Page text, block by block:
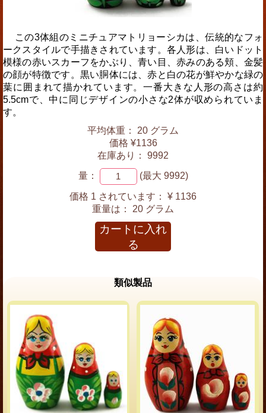
この3体組のミニチュアマトリョーシカは、伝統的なフォ
ークスタイルで手描きされています。各人形は、白いドット
模様の赤いスカーフをかぶり、青い目、赤みのある頬、金髪
の顔が特徴です。黒い胴体には、赤と白の花が鮮やかな緑の
葉に囲まれて描かれています。一番大きな人形の高さは約
5.5cmで、中に同じデザインの小さな2体が収められていま
す。
平均体重： 20 グラム
価格 ¥1136
在庫あり： 9992
量： (最大 9992)
価格 1 されています：
¥ 1136
重量は： 20 グラム
カートに入れ
る
類似製品